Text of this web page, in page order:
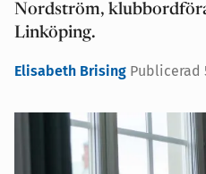
Nordström,
Linköping.
Elisabeth Brising Publicerad